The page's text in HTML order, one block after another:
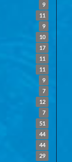
9
11
9
10
17
11
11
9
7
12
7
51
44
44
29